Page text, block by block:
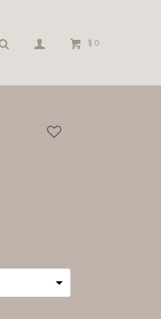
$ 0